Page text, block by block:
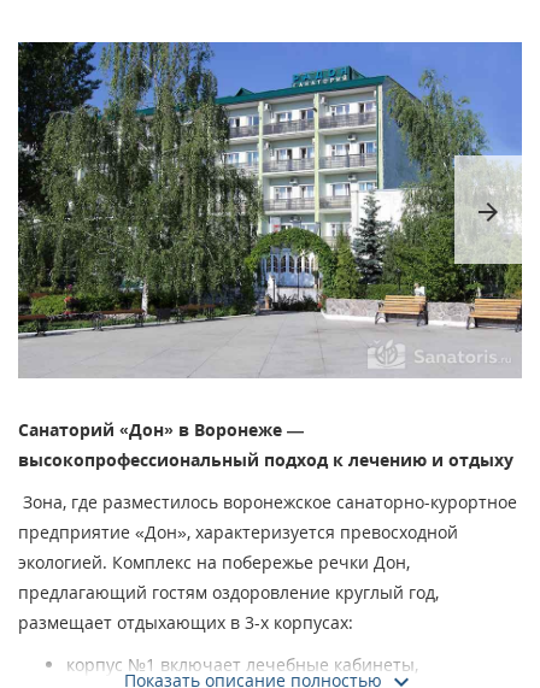
arrow_forward
Санаторий «Дон» в Воронеже —
высокопрофессиональный подход к лечению и отдыху
Зона, где разместилось воронежское санаторно-курортное
предприятие «Дон», характеризуется превосходной
экологией. Комплекс на побережье речки Дон,
предлагающий гостям оздоровление круглый год,
размещает отдыхающих в 3-х корпусах:
корпус №1 включает лечебные кабинеты,
Показать описание полностью